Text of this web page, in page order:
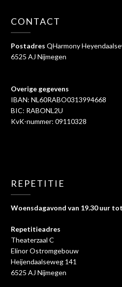
CONTACT
Postadres QHarmony
6525 AJ Nijmegen
Overige gegevens
IBAN: NL60RABO0313994668
BIC: RABONL2U
KvK-nummer: 09110328
REPETITIE
Woensdagavond van 19.30 uur
Repetitieadres
Theaterzaal C
Elinor Ostromgebouw
Heijendaalseweg 141
6525 AJ Nijmegen